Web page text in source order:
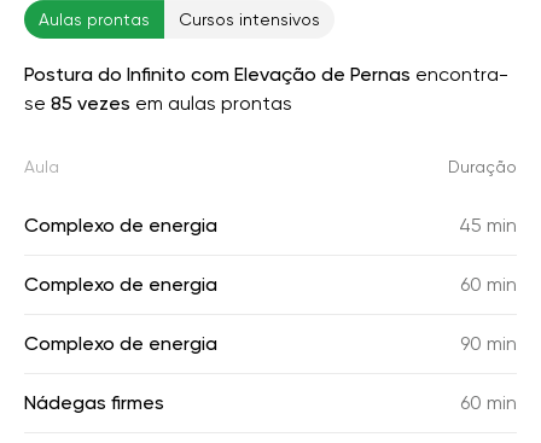
Aulas prontas Cursos intensivos
Postura do Infinito com Elevação de Pernas encontra-
se 85 vezes em aulas prontas
Aula Duração
Complexo de energia 45 min
Complexo de energia 60 min
Complexo de energia 90 min
Nádegas firmes 60 min